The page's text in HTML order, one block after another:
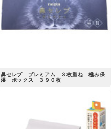
鼻セレブ プレミアム ３枚重ね 極み保
湿 ボックス ３９０枚